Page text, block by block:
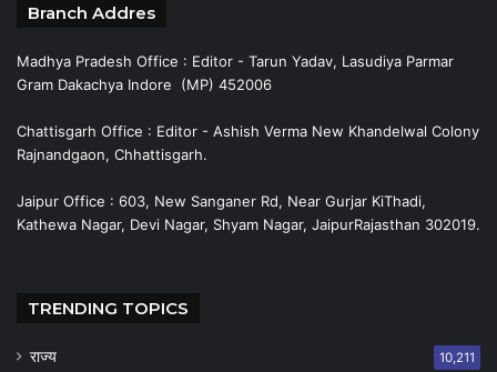
Branch Addres
Madhya Pradesh Office : Editor - Tarun Yadav, Lasudiya Parmar
Gram Dakachya Indore (MP) 452006
Chattisgarh Office : Editor - Ashish Verma New Khandelwal Colony
Rajnandgaon, Chhattisgarh.
Jaipur Office : 603, New Sanganer Rd, Near Gurjar KiThadi,
Kathewa Nagar, Devi Nagar, Shyam Nagar, JaipurRajasthan 302019.
TRENDING TOPICS
राज्य 10,211